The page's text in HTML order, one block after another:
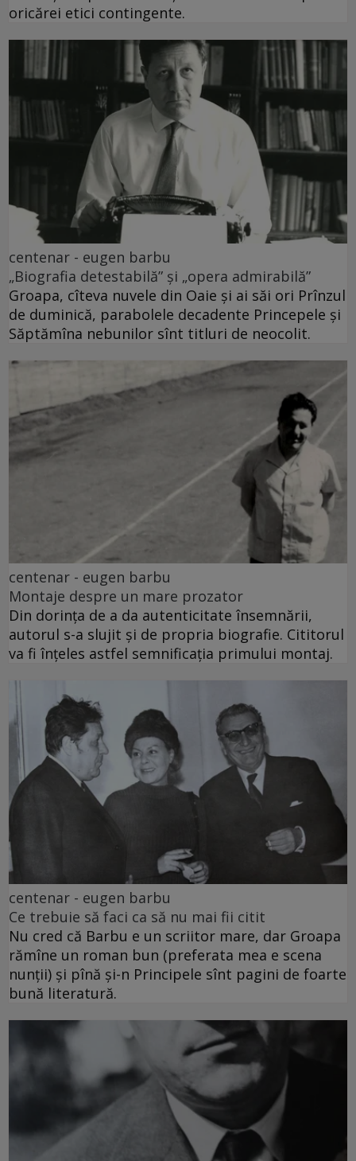
oricărei etici contingente.
centenar - eugen barbu
„Biografia detestabilă” și „opera admirabilă”
Groapa, cîteva nuvele din Oaie și ai săi ori Prînzul
de duminică, parabolele decadente Princepele și
Săptămîna nebunilor sînt titluri de neocolit.
centenar - eugen barbu
Montaje despre un mare prozator
Din dorința de a da autenticitate însemnării,
autorul s-a slujit și de propria biografie. Cititorul
va fi înțeles astfel semnificația primului montaj.
centenar - eugen barbu
Ce trebuie să faci ca să nu mai fii citit
Nu cred că Barbu e un scriitor mare, dar Groapa
rămîne un roman bun (preferata mea e scena
nunții) și pînă și-n Principele sînt pagini de foarte
bună literatură.